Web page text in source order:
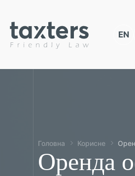
EN
Головна Корисне
Оренда